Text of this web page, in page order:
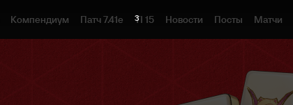
Компендиум Патч 7.41e TI 15 Новости Посты Матчи
2